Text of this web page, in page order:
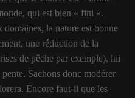
qui est bien « fini ».
domaines, la nature est bonne
une réduction de la
de pêche par exemple), lui
Sachons donc modérer
Encore faut-il que les